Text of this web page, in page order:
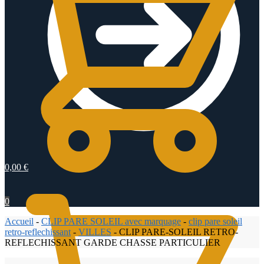
0,00 €
0
Accueil - CLIP PARE SOLEIL avec marquage - clip pare soleil
retro-reflechissant - VILLES - CLIP PARE-SOLEIL RETRO-
REFLECHISSANT GARDE CHASSE PARTICULIER